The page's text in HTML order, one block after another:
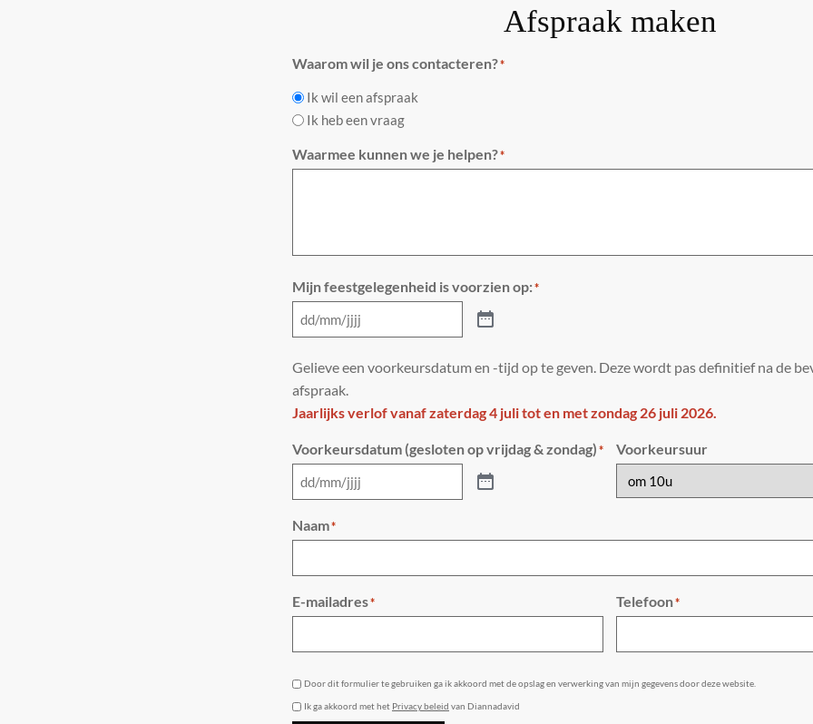
Afspraak maken
Waarom wil je ons contacteren?*
Ik wil een afspraak
Ik heb een vraag
Waarmee kunnen we je helpen?*
Mijn feestgelegenheid is voorzien op:*
Gelieve een voorkeursdatum en -tijd op te geven. Deze wordt pas definitief na de
afspraak.
Jaarlijks verlof vanaf zaterdag 4 juli tot en met zondag 26 juli 2026.
Voorkeursdatum (gesloten op vrijdag & zondag)* Voorkeursuur
Naam*
E-mailadres* Telefoon*
Door dit formulier te gebruiken ga ik akkoord met de opslag en verwerking van mijn gegevens door deze website.
Ik ga akkoord met het Privacy beleid van Diannadavid